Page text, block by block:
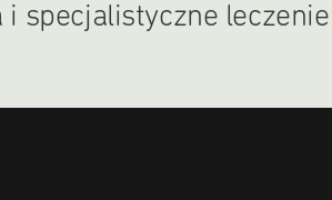
specjalistyczne leczenie